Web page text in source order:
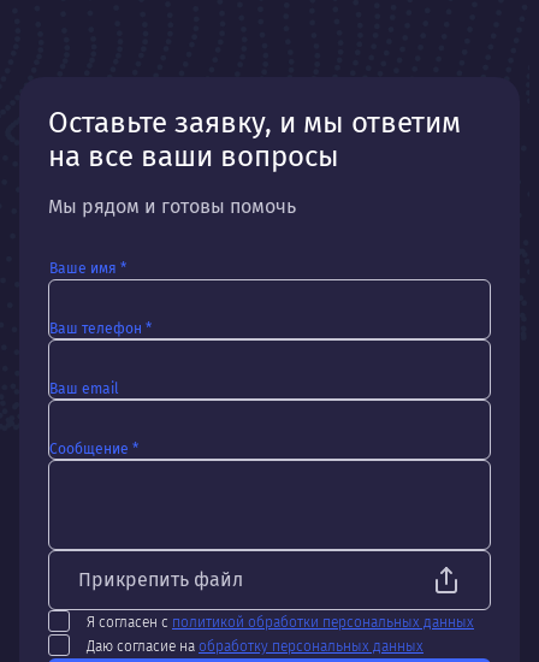
Оставьте заявку, и мы ответим
на все ваши вопросы
Мы рядом и готовы помочь
Ваше имя *
Ваш телефон *
Ваш email
Сообщение *
Прикрепить файл
Я согласен с политикой обработки персональных данных
Даю согласие на обработку персональных данных